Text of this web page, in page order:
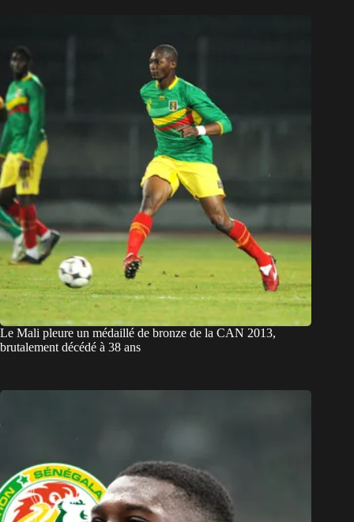
Le Mali pleure un médaillé de bronze de la CAN 2013,
brutalement décédé à 38 ans